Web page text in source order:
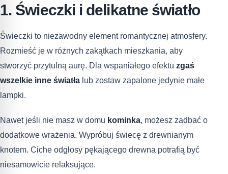
1. Świeczki i delikatne światło
Świeczki to niezawodny element romantycznej atmosfery.
Rozmieść je w różnych zakątkach mieszkania, aby
stworzyć przytulną aurę. Dla wspaniałego efektu zgaś
wszelkie inne światła lub zostaw zapalone jedynie małe
lampki.
Nawet jeśli nie masz w domu kominka, możesz zadbać o
dodatkowe wrażenia. Wypróbuj świecę z drewnianym
knotem. Ciche odgłosy pękającego drewna potrafią być
niesamowicie relaksujące.